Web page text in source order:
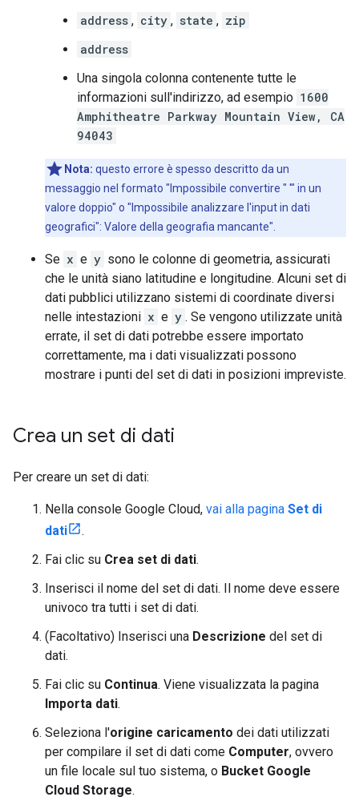
address , city , state , zip
address
Una singola colonna contenente tutte le
informazioni sull'indirizzo, ad esempio 1600
Amphitheatre Parkway Mountain View, CA
94043
Nota: questo errore è spesso descritto da un
messaggio nel formato "Impossibile convertire " '" in un
valore doppio" o "Impossibile analizzare l'input in dati
geografici": Valore della geografia mancante".
Se x e y sono le colonne di geometria, assicurati
che le unità siano latitudine e longitudine. Alcuni set di
dati pubblici utilizzano sistemi di coordinate diversi
nelle intestazioni x e y . Se vengono utilizzate unità
errate, il set di dati potrebbe essere importato
correttamente, ma i dati visualizzati possono
mostrare i punti del set di dati in posizioni impreviste.
Crea un set di dati
Per creare un set di dati:
Nella console Google Cloud, vai alla pagina Set di
dati
.
Fai clic su Crea set di dati.
Inserisci il nome del set di dati. Il nome deve essere
univoco tra tutti i set di dati.
(Facoltativo) Inserisci una Descrizione del set di
dati.
Fai clic su Continua. Viene visualizzata la pagina
Importa dati.
Seleziona l'origine caricamento dei dati utilizzati
per compilare il set di dati come Computer, ovvero
un file locale sul tuo sistema, o Bucket Google
Cloud Storage.